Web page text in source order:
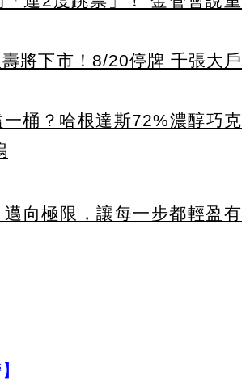
將下市！8/20停牌 千張大戶
桶？哈根達斯72%濃醇巧克
向極限，讓每一步都輕盈有